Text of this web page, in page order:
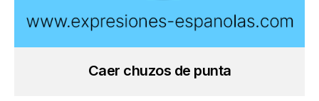
Caer chuzos de punta